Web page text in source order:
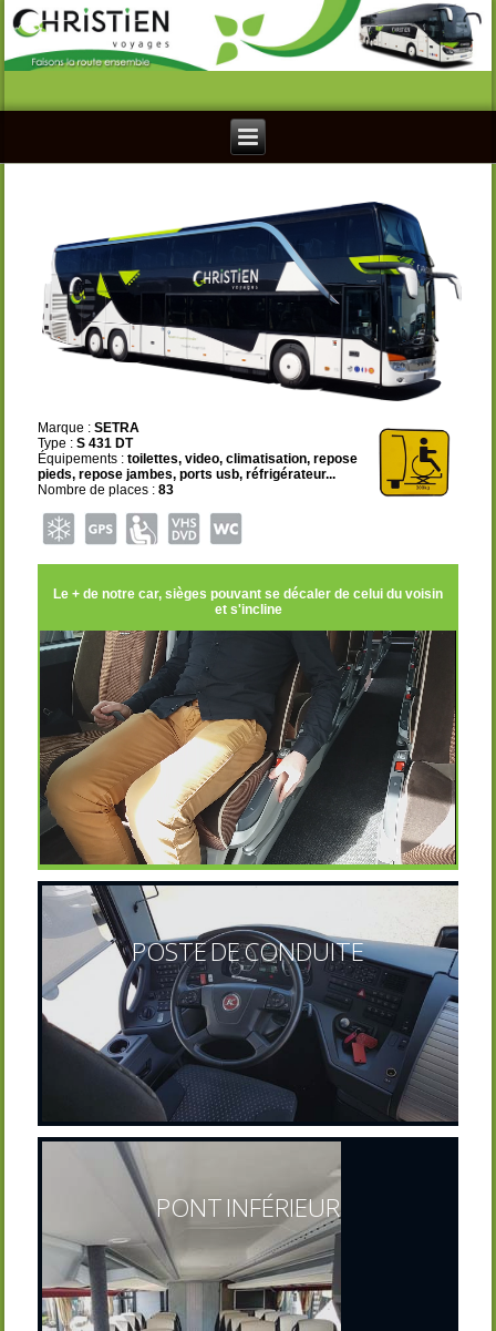
Marque :SETRA
Type :S 431 DT
Équipements :toilettes, video, climatisation, repose
pieds, repose jambes, ports usb, réfrigérateur...
Nombre de places :83
Le + de notre car, sièges pouvant se décaler de celui du voisin
et s'incline
POSTE DE CONDUITE
PONT INFÉRIEUR